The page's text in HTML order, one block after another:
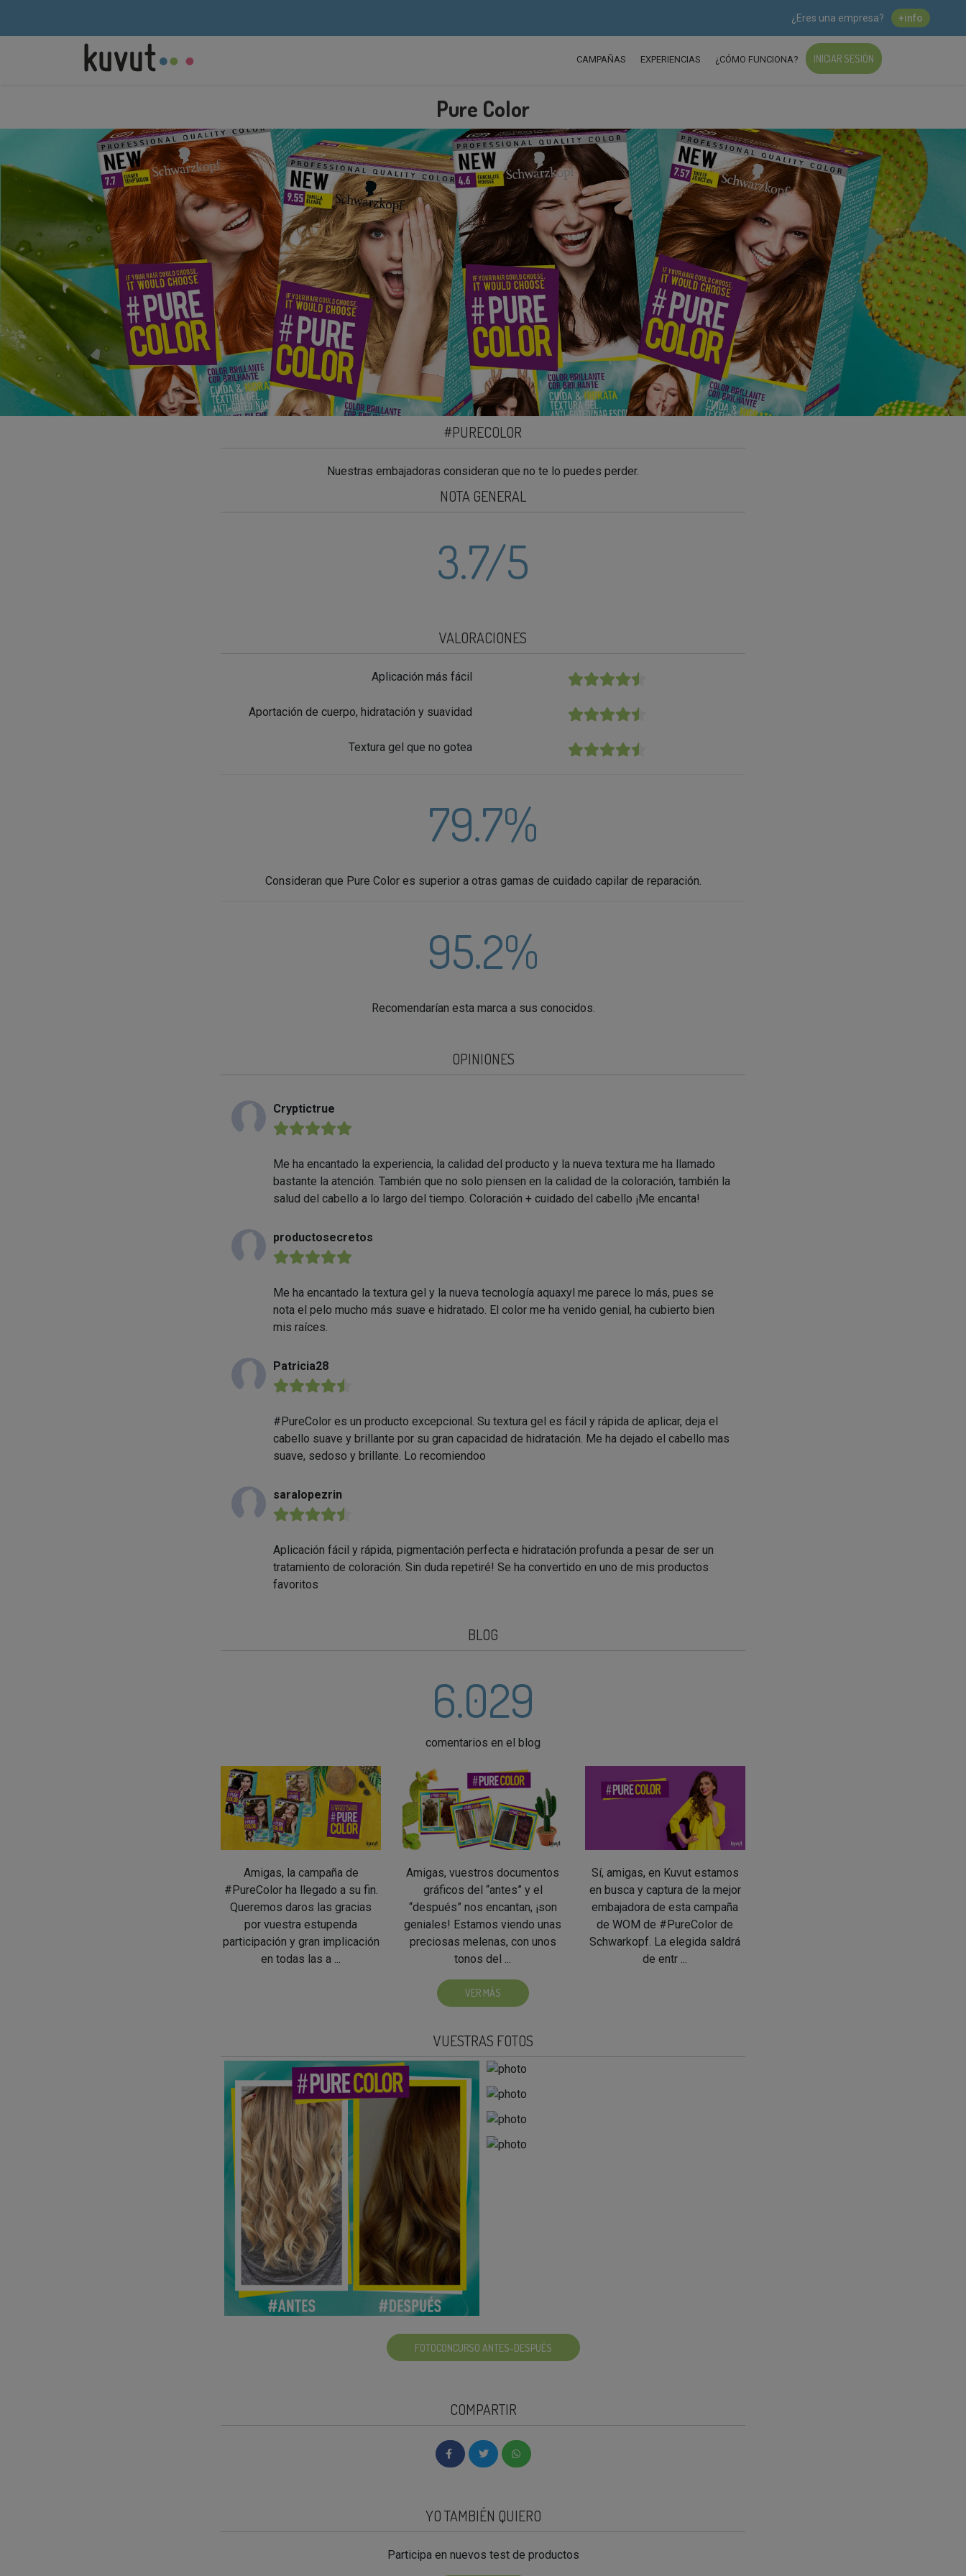
¿Eres una empresa? +info
CAMPAÑAS EXPERIENCIAS ¿CÓMO FUNCIONA? INICIAR SESIÓN
Pure Color
#PURECOLOR
Nuestras embajadoras consideran que no te lo puedes perder.
NOTA GENERAL
3.7/5
VALORACIONES
Aplicación más fácil ★★★★★
Aportación de cuerpo, hidratación y suavidad ★★★★★
Textura gel que no gotea ★★★★★
79.7%
Consideran que Pure Color es superior a otras gamas de cuidado capilar de reparación.
95.2%
Recomendarían esta marca a sus conocidos.
OPINIONES
Cryptictrue
★★★★★
Me ha encantado la experiencia, la calidad del producto y la nueva textura me ha llamado
bastante la atención. También que no solo piensen en la calidad de la coloración, también la
salud del cabello a lo largo del tiempo. Coloración + cuidado del cabello ¡Me encanta!
productosecretos
★★★★★
Me ha encantado la textura gel y la nueva tecnología aquaxyl me parece lo más, pues se
nota el pelo mucho más suave e hidratado. El color me ha venido genial, ha cubierto bien
mis raíces.
Patricia28
★★★★★
#PureColor es un producto excepcional. Su textura gel es fácil y rápida de aplicar, deja el
cabello suave y brillante por su gran capacidad de hidratación. Me ha dejado el cabello mas
suave, sedoso y brillante. Lo recomiendoo
saralopezrin
★★★★★
Aplicación fácil y rápida, pigmentación perfecta e hidratación profunda a pesar de ser un
tratamiento de coloración. Sin duda repetiré! Se ha convertido en uno de mis productos
favoritos
BLOG
6.029
comentarios en el blog
Amigas, la campaña de
#PureColor ha llegado a su fin.
Queremos daros las gracias
por vuestra estupenda
participación y gran implicación
en todas las a ...
Amigas, vuestros documentos
gráficos del “antes” y el
“después” nos encantan, ¡son
geniales! Estamos viendo unas
preciosas melenas, con unos
tonos del ...
Sí, amigas, en Kuvut estamos
en busca y captura de la mejor
embajadora de esta campaña
de WOM de #PureColor de
Schwarkopf. La elegida saldrá
de entr ...
VER MÁS
VUESTRAS FOTOS
FOTOCONCURSO ANTES-DESPUÉS
COMPARTIR
YO TAMBIÉN QUIERO
Participa en nuevos test de productos